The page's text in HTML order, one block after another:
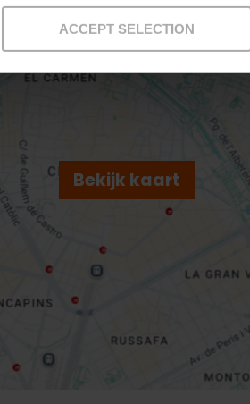
ACCEPT SELECTION
Bekijk kaart